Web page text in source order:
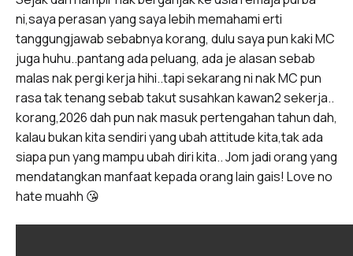
ni,saya perasan yang saya lebih memahami erti
tanggungjawab sebabnya korang, dulu saya pun kaki MC
juga huhu..pantang ada peluang, ada je alasan sebab
malas nak pergi kerja hihi..tapi sekarang ni nak MC pun
rasa tak tenang sebab takut susahkan kawan2 sekerja..
korang,2026 dah pun nak masuk pertengahan tahun dah,
kalau bukan kita sendiri yang ubah attitude kita,tak ada
siapa pun yang mampu ubah diri kita.. Jom jadi orang yang
mendatangkan manfaat kepada orang lain gais! Love no
hate muahh 😘